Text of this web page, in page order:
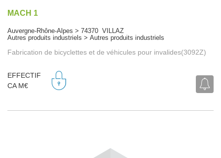
MACH 1
Auvergne-Rhône-Alpes > 74370 VILLAZ
Autres produits industriels > Autres produits industriels
Fabrication de bicyclettes et de véhicules pour invalides(3092Z)
EFFECTIF
CA M€